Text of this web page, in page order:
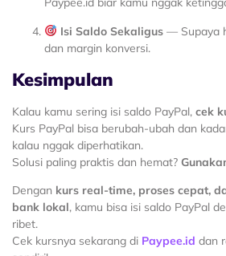
Isi Saldo Sekaligus— Supaya
dan margin konversi.
Kesimpulan
Kalau kamu sering isi saldo PayPal, cek
Kurs PayPal bisa berubah-ubah dan
kalau nggak diperhatikan.
Solusi paling praktis dan hemat?
Dengan kurs real-time, proses cepat,
bank lokal, kamu bisa isi saldo PayPal
ribet.
Cek kursnya sekarang di Paypee.id dan